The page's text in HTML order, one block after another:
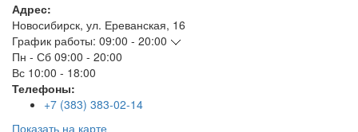
Адрес:
Новосибирск, ул. Ереванская, 16
График работы: 09:00 - 20:00
Пн - Сб 09:00 - 20:00
Вс 10:00 - 18:00
Телефоны:
+7 (383) 383-02-14
Показать на карте